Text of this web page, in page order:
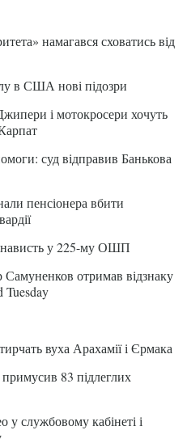
намагався сховатись від
в США нові підозри
і мотокросери хочуть
суд відправив Банькова
пенсіонера вбити
у 225-му ОШП
Самуненков отримав відзнаку
Tuesday
вуха Арахамії і Єрмака
83 підлеглих
у службовому кабінеті і